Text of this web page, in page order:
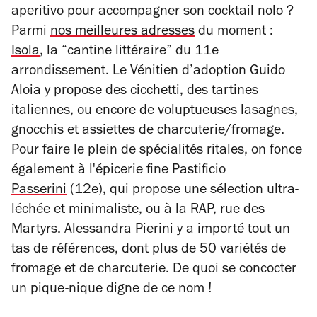
aperitivo pour accompagner son cocktail nolo ?
Parmi nosmeilleures adresses du moment :
Isola, la “cantine littéraire” du 11e
arrondissement. Le Vénitien d’adoption Guido
Aloia y propose des cicchetti, des tartines
italiennes, ou encore de voluptueuses lasagnes,
gnocchis et assiettes de charcuterie/fromage.
Pour faire le plein de spécialités ritales, on fonce
également à l'épicerie fine Pastificio
Passerini (12e), qui propose une sélection ultra-
léchée et minimaliste, ou à la RAP, rue des
Martyrs. Alessandra Pierini y a importé tout un
tas de références, dont plus de 50 variétés de
fromage et de charcuterie. De quoi se concocter
un pique-nique digne de ce nom !